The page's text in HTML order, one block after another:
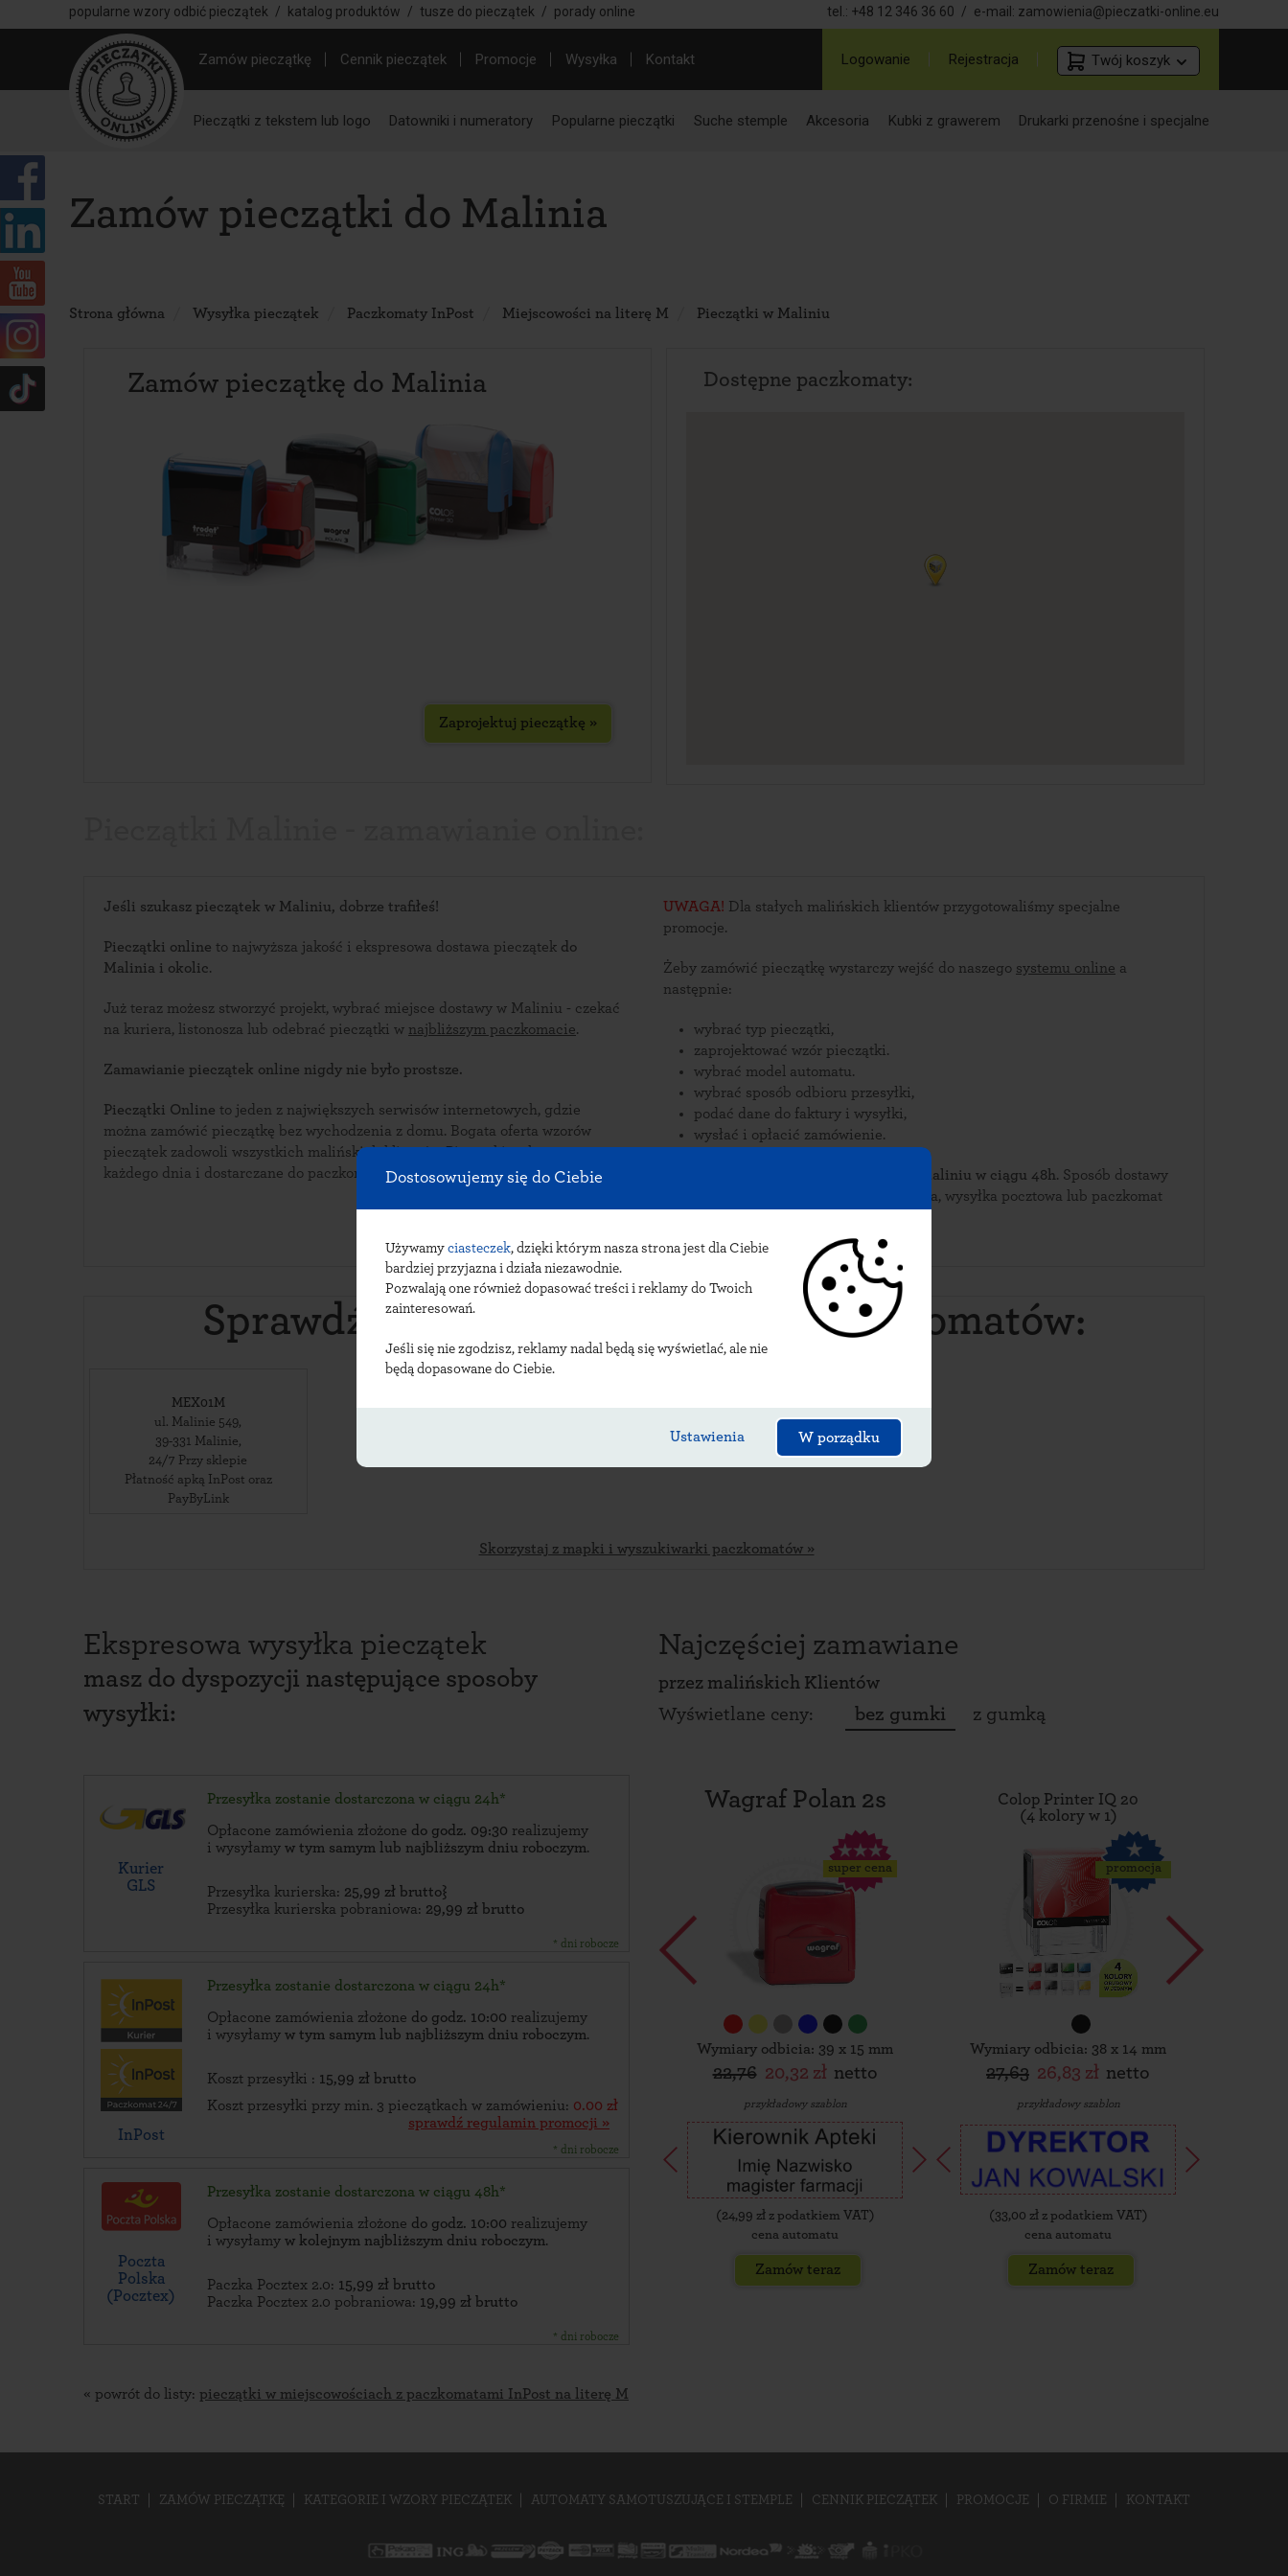
Dostosowujemy się do Ciebie
Używamy ciasteczek, dzięki którym nasza strona jest dla Ciebie
bardziej przyjazna i działa niezawodnie.
Pozwalają one również dopasować treści i reklamy do Twoich
zainteresowań.
Jeśli się nie zgodzisz, reklamy nadal będą się wyświetlać, ale nie
będą dopasowane do Ciebie.
Ustawienia W porządku
popularne wzory odbić pieczątek / katalog produktów / tusze do pieczątek / porady online tel.: +48 12 346 36 60 / e-mail: zamowienia@pieczatki-online.eu
Logowanie Rejestracja Twój koszyk
Zamów pieczątkę Cennik pieczątek Promocje Wysyłka Kontakt
Pieczątki z tekstem lub logo Datowniki i numeratory Popularne pieczątki Suche stemple Akcesoria Kubki z grawerem Drukarki przenośne i specjalne
Zamów pieczątki do Malinia
Strona główna Wysyłka pieczątek Paczkomaty InPost Miejscowości na literę M Pieczątki w Maliniu
Zamów pieczątkę do Malinia
Zaprojektuj pieczątkę »
Dostępne paczkomaty:
Jeśli szukasz pieczątek w Maliniu, dobrze trafiłeś!
Pieczątki online to najwyższa jakość i ekspresowa dostawa pieczątek do
Malinia i okolic.
Już teraz możesz stworzyć projekt, wybrać miejsce dostawy w Maliniu - czekać
na kuriera, listonosza lub odebrać pieczątki w najbliższym paczkomacie.
Zamawianie pieczątek online nigdy nie było prostsze.
Pieczątki Online to jeden z największych serwisów internetowych, gdzie
można zamówić pieczątkę bez wychodzenia z domu. Bogata oferta wzorów
pieczątek zadowoli wszystkich malińskich klientów. Pieczątki wykonywane są
każdego dnia i dostarczane do paczkomatów w Maliniu.
UWAGA! Dla stałych malińskich klientów przygotowaliśmy specjalne
promocje.
Żeby zamówić pieczątkę wystarczy wejść do naszego systemu online a
następnie:
wybrać typ pieczątki,
zaprojektować wzór pieczątki.
wybrać model automatu.
wybrać sposób odbioru przesyłki,
podać dane do faktury i wysyłki,
wysłać i opłacić zamówienie.
Zamów pieczątki online i odbierz je w Maliniu w ciągu 48h. Sposób dostawy
pieczątek do Malinia: przesyłka kurierska, wysyłka pocztowa lub paczkomat
Sprawdź lokalizacje malińskich paczkomatów:
MEX01M
ul. Malinie 549,
39-331 Malinie,
24/7 Przy sklepie
Płatność apką InPost oraz
PayByLink
Skorzystaj z mapki i wyszukiwarki paczkomatów »
Ekspresowa wysyłka pieczątek
masz do dyspozycji następujące sposoby
wysyłki:
Kurier
GLS
Przesyłka zostanie dostarczona w ciągu 24h*
Opłacone zamówienia złożone do godz. 09:30 realizujemy
i wysyłamy w tym samym lub najbliższym dniu roboczym.
Przesyłka kurierska: 25,99 zł brutto}
Przesyłka kurierska pobraniowa: 29,99 zł brutto
* dni robocze
InPost
Przesyłka zostanie dostarczona w ciągu 24h*
Opłacone zamówienia złożone do godz. 10:00 realizujemy
i wysyłamy w tym samym lub najbliższym dniu roboczym.
Koszt przesyłki : 15,99 zł brutto
Koszt przesyłki przy min. 3 pieczątkach w zamówieniu: 0.00 zł
sprawdź regulamin promocji »
* dni robocze
Poczta
Polska
(Pocztex)
Przesyłka zostanie dostarczona w ciągu 48h*
Opłacone zamówienia złożone do godz. 10:00 realizujemy
i wysyłamy w kolejnym najbliższym dniu roboczym.
Paczka Pocztex 2.0: 15,99 zł brutto
Paczka Pocztex 2.0 pobraniowa: 19,99 zł brutto
* dni robocze
Najczęściej zamawiane
przez malińskich Klientów
Wyświetlane ceny:
bez gumki z gumką
Wagraf Polan 2s
super cena
Wymiary odbicia: 39 x 15 mm
22,76 20,32 zł netto
przykładowy szablon
( 24,99 zł z podatkiem VAT)
cena automatu
Zamów teraz
Colop Printer IQ 20
(4 kolory w 1)
promocja
Wymiary odbicia: 38 x 14 mm
27,63 26,83 zł netto
przykładowy szablon
( 33,00 zł z podatkiem VAT)
cena automatu
Zamów teraz
« powrót do listy: pieczątki w miejscowościach z paczkomatami InPost na literę M
START ZAMÓW PIECZĄTKĘ KATEGORIE I WZORY PIECZĄTEK AUTOMATY SAMOTUSZUJĄCE I STEMPLE CENNIK PIECZĄTEK PROMOCJE O FIRMIE KONTAKT